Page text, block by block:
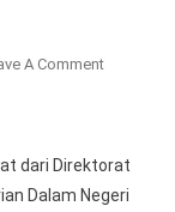
A CommentOn
Terisi
Mewakili
dari Direktorat
Dalam Negeri